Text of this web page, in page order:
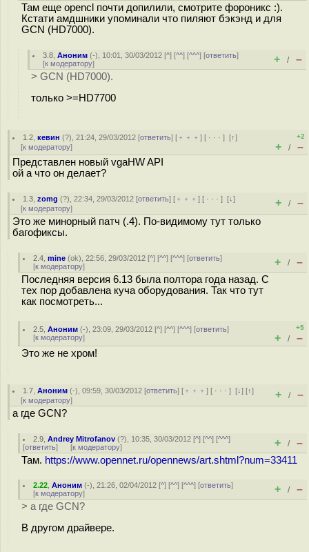
Там еще opencl почти допилили, смотрите фороникс :).
Кстати амдшники упоминали что пиляют бэкэнд и для
GCN (HD7000).
3.8 ,Аноним (-), 10:01, 30/03/2012 [^] [^^] [^^^] [ответить]
[к модератору] + / –
> GCN (HD7000).
только >=HD7700
1.2 ,кевин (?), 21:24, 29/03/2012 [ответить] [ ﹢﹢﹢] [ · · ·][↑]
[к модератору]
+2
+ / –
Представлен новый vgaHW API
ой а что он делает?
1.3 ,zomg (?), 22:34, 29/03/2012 [ответить] [ ﹢﹢﹢] [ · · ·][↓]
[к модератору] + / –
Это же минорный патч (.4). По-видимому тут только
багофиксы.
2.4 ,mine (ok), 22:56, 29/03/2012 [^] [^^] [^^^] [ответить]
[к модератору] + / –
Последняя версия 6.13 была полтора года назад. С
тех пор добавлена куча оборудования. Так что тут
как посмотреть...
2.5 ,Аноним (-), 23:09, 29/03/2012 [^] [^^] [^^^] [ответить]
[к модератору]
+5
+ / –
Это же не хром!
1.7 ,Аноним (-), 09:59, 30/03/2012 [ответить] [ ﹢﹢﹢] [ · · ·][↓] [↑]
[к модератору] + / –
а где GCN?
2.9 ,Andrey Mitrofanov (?), 10:35, 30/03/2012 [^] [^^] [^^^]
[ответить] [к модератору] + / –
Там. https://www.opennet.ru/opennews/art.shtml?num=33411
2.22 ,Аноним (-), 21:26, 02/04/2012 [^] [^^] [^^^] [ответить]
[к модератору] + / –
> а где GCN?
В другом драйвере.